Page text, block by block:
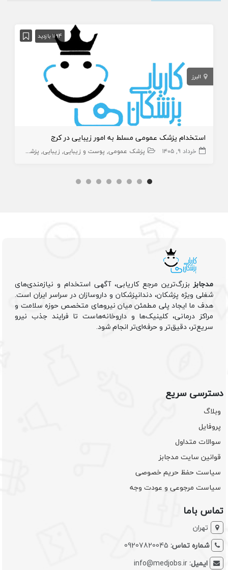
1194 بازدید
البرز
استخدام پزشک عمومی مسلط به امور زیبایی در کرج
خرداد ۹, ۱۴۰۵ پزشک عمومی پوست و زیبایی زیبایی پزشک عمومی پوست
مدجابزبزرگ‌ترین مرجع کاریابی، آگهی استخدام و نیازمندی‌های
شغلی ویژه پزشکان، دندانپزشکان و داروسازان در سراسر ایران است.
هدف ما ایجاد پلی مطمئن میان نیروهای متخصص حوزه سلامت و
مراکز درمانی، کلینیک‌ها و داروخانه‌هاست تا فرایند جذب نیرو
سریع‌تر، دقیق‌تر و حرفه‌ای‌تر انجام شود.
دسترسی سریع
وبلاگ
پروفایل
سوالات متداول
قوانین سایت مدجابز
سیاست حفظ حریم خصوصی
سیاست مرجوعی و عودت وجه
تماس باما
تهران
شماره تماس: 09207820045
ایمیل:info@medjobs.ir